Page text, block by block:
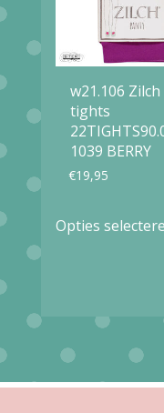
w21.106 Zilch
tights
1039 BERRY
€19,95
Opties